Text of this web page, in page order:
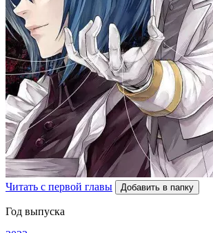
Читать с первой главы Добавить в папку
Год выпуска